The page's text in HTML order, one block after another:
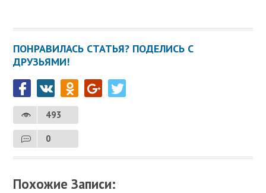
ПОНРАВИЛАСЬ СТАТЬЯ? ПОДЕЛИСЬ С
ДРУЗЬЯМИ!
493
0
Похожие Записи: